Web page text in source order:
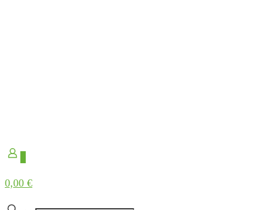
0,00 €